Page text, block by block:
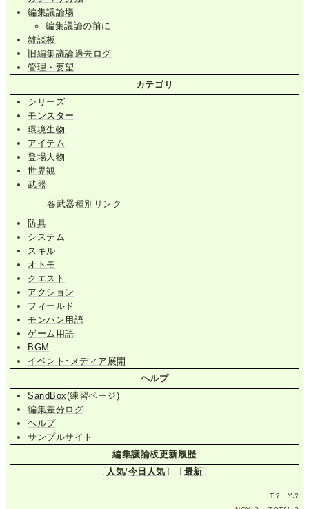
編集議論場
編集議論の前に
雑談板
旧編集議論過去ログ
管理・要望
カテゴリ
シリーズ
モンスター
環境生物
アイテム
登場人物
世界観
武器
各武器種別リンク
防具
システム
スキル
オトモ
クエスト
アクション
フィールド
モンハン用語
ゲーム用語
BGM
イベント･メディア展開
ヘルプ
SandBox(練習ページ)
編集差分ログ
ヘルプ
サンプルサイト
編集議論板更新履歴
〔 人気/今日人気〕〔最新〕
T.? Y.?